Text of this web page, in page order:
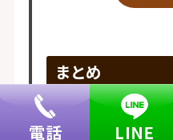
まとめ
今回は、私たちお酒